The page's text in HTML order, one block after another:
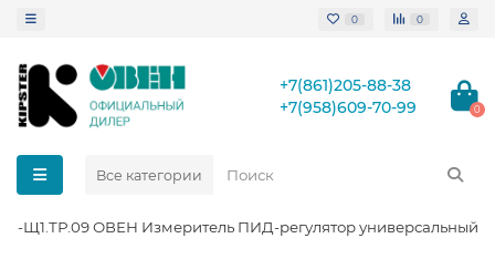
0 0
+7(861)205-88-38
+7(958)609-70-99
0
Все категории
Щ1.ТР.09 ОВЕН Измеритель ПИД-регулятор универсальный